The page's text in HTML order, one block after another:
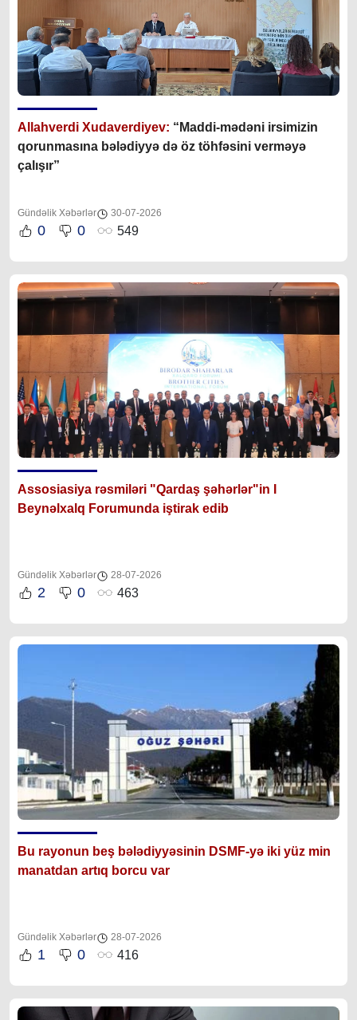
Allahverdi Xudaverdiyev: “Maddi-mədəni irsimizin
qorunmasına bələdiyyə də öz töhfəsini verməyə
çalışır”
Gündəlik Xəbərlər 30-07-2026
0 0 549
Assosiasiya rəsmiləri "Qardaş şəhərlər"in I
Beynəlxalq Forumunda iştirak edib
Gündəlik Xəbərlər 28-07-2026
2 0 463
Bu rayonun beş bələdiyyəsinin DSMF-yə iki yüz min
manatdan artıq borcu var
Gündəlik Xəbərlər 28-07-2026
1 0 416